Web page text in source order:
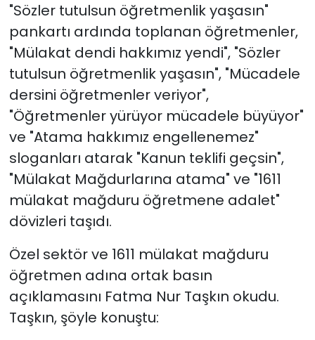
"Sözler tutulsun öğretmenlik yaşasın"
pankartı ardında toplanan öğretmenler,
"Mülakat dendi hakkımız yendi", "Sözler
tutulsun öğretmenlik yaşasın", "Mücadele
dersini öğretmenler veriyor",
"Öğretmenler yürüyor mücadele büyüyor"
ve "Atama hakkımız engellenemez"
sloganları atarak "Kanun teklifi geçsin",
"Mülakat Mağdurlarına atama" ve "1611
mülakat mağduru öğretmene adalet"
dövizleri taşıdı.
Özel sektör ve 1611 mülakat mağduru
öğretmen adına ortak basın
açıklamasını Fatma Nur Taşkın okudu.
Taşkın, şöyle konuştu: